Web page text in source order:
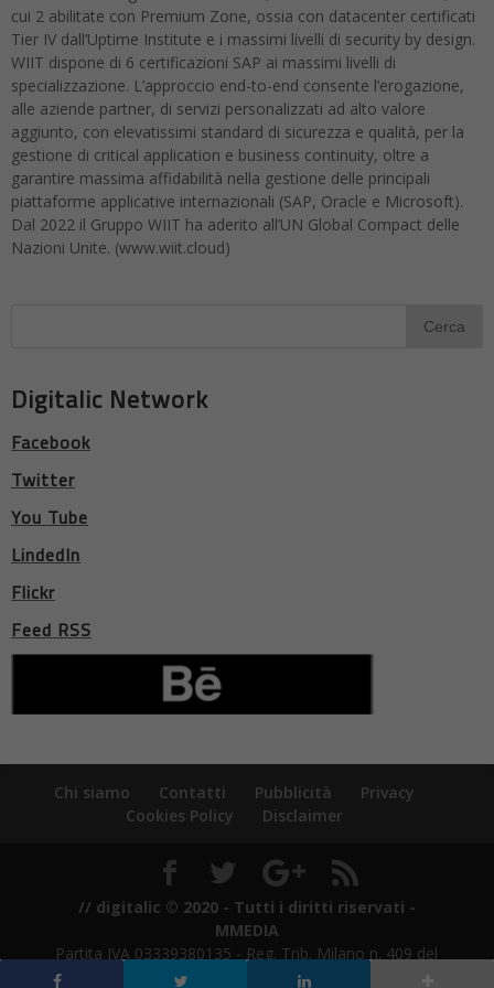
cui 2 abilitate con Premium Zone, ossia con datacenter certificati
Tier IV dall’Uptime Institute e i massimi livelli di security by design.
WIIT dispone di 6 certificazioni SAP ai massimi livelli di
specializzazione. L’approccio end-to-end consente l’erogazione,
alle aziende partner, di servizi personalizzati ad alto valore
aggiunto, con elevatissimi standard di sicurezza e qualità, per la
gestione di critical application e business continuity, oltre a
garantire massima affidabilità nella gestione delle principali
piattaforme applicative internazionali (SAP, Oracle e Microsoft).
Dal 2022 il Gruppo WIIT ha aderito all’UN Global Compact delle
Nazioni Unite. (www.wiit.cloud)
Digitalic Network
Facebook
Twitter
You Tube
LindedIn
Flickr
Feed RSS
Chi siamo Contatti Pubblicità
Privacy
Cookies Policy
Disclaimer
// digitalic © 2020 - Tutti i diritti riservati -
MMEDIA
Partita IVA 03339380135 - Reg. Trib. Milano n. 409 del
21/7/2011 - ROC n. 21424 del 3/8/2011